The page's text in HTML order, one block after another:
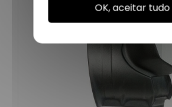
OK, aceitar tudo